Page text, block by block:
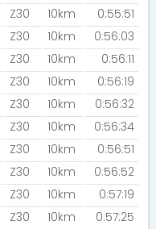
Z30 10km
0:55:51
Z30 10km
0:56:03
Z30 10km
0:56:11
Z30 10km
0:56:19
Z30 10km
0:56:32
Z30 10km
0:56:34
Z30 10km
0:56:51
Z30 10km
0:56:52
Z30 10km
0:57:19
Z30 10km
0:57:25